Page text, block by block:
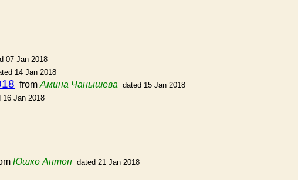
07 Jan 2018
14 Jan 2018
from Амина Чанышева dated 15 Jan 2018
16 Jan 2018
Юшко Антон dated 21 Jan 2018